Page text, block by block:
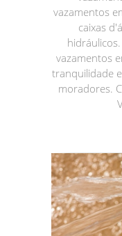
vazamentos
caixas
vazamentos
tranquilidade
moradores.